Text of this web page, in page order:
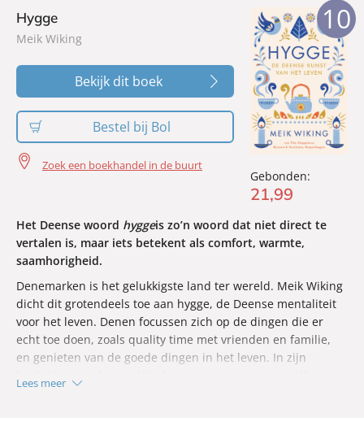
we zijn vergeten? Is het mogelijk om te leren hoe we leuke
herinneringen kunnen creëren en hoe we die beter kunnen
vasthouden?
10
Gebonden:
21,99
Hygge
Meik Wiking
Bekijk dit boek
Bestel bij Bol
Zoek een boekhandel in de buurt
Het Deense woord hyggeis zo’n woord dat niet direct te
vertalen is, maar iets betekent als comfort, warmte,
saamhorigheid.
Denemarken is het gelukkigste land ter wereld. Meik Wiking
dicht dit grotendeels toe aan hygge, de Deense mentaliteit
voor het leven. Denen focussen zich op de dingen die er
echt toe doen, zoals quality time met vrienden en familie,
en genieten van de goede dingen in het leven. In zijn
Lees meer